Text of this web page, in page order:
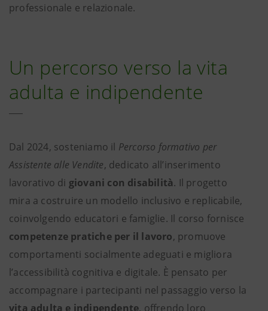
professionale e relazionale.
Un percorso verso la vita
adulta e indipendente
Dal 2024, sosteniamo il Percorso formativo per
Assistente alle Vendite, dedicato all’inserimento
lavorativo di giovani con disabilità. Il progetto
mira a costruire un modello inclusivo e replicabile,
coinvolgendo educatori e famiglie. Il corso fornisce
competenze pratiche per il lavoro, promuove
comportamenti socialmente adeguati e migliora
l’accessibilità cognitiva e digitale. È pensato per
accompagnare i partecipanti nel passaggio verso la
vita adulta e indipendente, offrendo loro